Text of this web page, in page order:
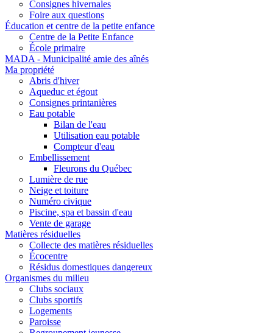
Consignes hivernales
Foire aux questions
Éducation et centre de la petite enfance
Centre de la Petite Enfance
École primaire
MADA - Municipalité amie des aînés
Ma propriété
Abris d'hiver
Aqueduc et égout
Consignes printanières
Eau potable
Bilan de l'eau
Utilisation eau potable
Compteur d'eau
Embellissement
Fleurons du Québec
Lumière de rue
Neige et toiture
Numéro civique
Piscine, spa et bassin d'eau
Vente de garage
Matières résiduelles
Collecte des matières résiduelles
Écocentre
Résidus domestiques dangereux
Organismes du milieu
Clubs sociaux
Clubs sportifs
Logements
Paroisse